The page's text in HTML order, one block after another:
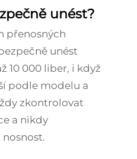
unést?
přenosných
unést
10 000 liber, i když
podle modelu a
zkontrolovat
a nikdy